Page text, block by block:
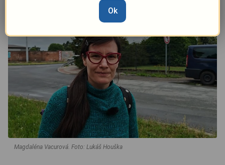
Magdaléna Vacurová. Foto: Lukáš Houška
Ok